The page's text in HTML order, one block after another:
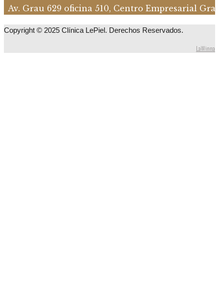
Av. Grau 629 oficina 510, Centro Empresarial
Copyright © 2025 Clínica LePiel. Derechos Reservados.
LaWinna